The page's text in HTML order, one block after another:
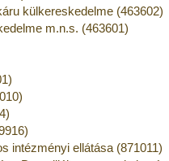
külkereskedelme (463602)
m.n.s. (463601)
intézményi ellátása (871011)